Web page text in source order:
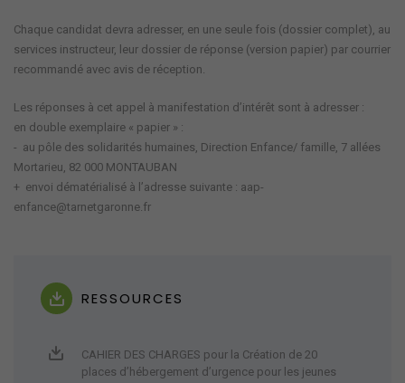
Chaque candidat devra adresser, en une seule fois (dossier complet), au
services instructeur, leur dossier de réponse (version papier) par courrier
recommandé avec avis de réception.
Les réponses à cet appel à manifestation d’intérêt sont à adresser :
en double exemplaire « papier » :
- au pôle des solidarités humaines, Direction Enfance/ famille, 7 allées
Mortarieu, 82 000 MONTAUBAN
+ envoi dématérialisé à l’adresse suivante : aap-
enfance@tarnetgaronne.fr
RESSOURCES
CAHIER DES CHARGES pour la Création de 20
places d’hébergement d’urgence pour les jeunes